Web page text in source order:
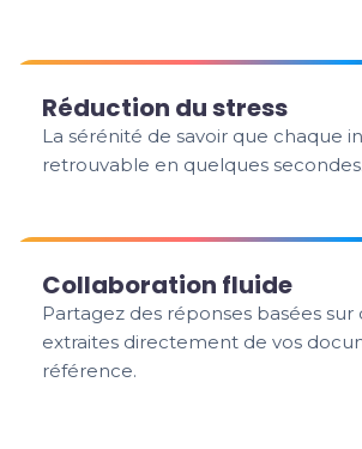
Réduction du stress
La sérénité de savoir que chaque
retrouvable en quelques secondes.
Collaboration fluide
Partagez des réponses basées sur
extraites directement de vos
référence.